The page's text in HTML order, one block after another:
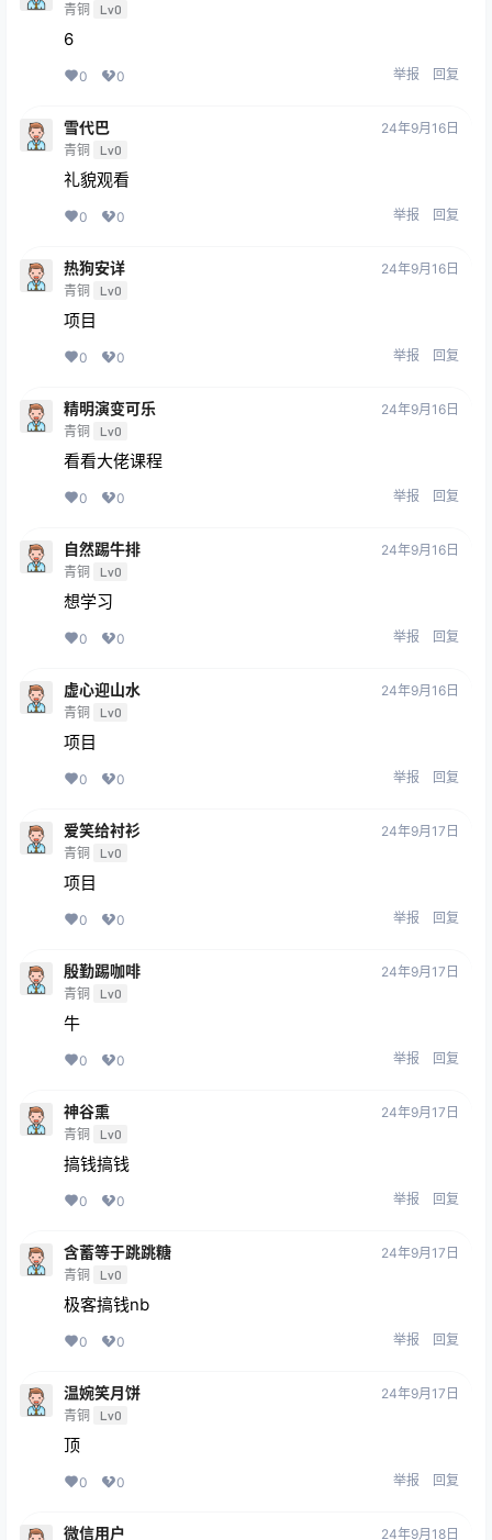
青铜 Lv0
6
0 0 举报 回复
雪代巴
青铜 Lv0
24年9月16日
礼貌观看
0 0 举报 回复
热狗安详
青铜 Lv0
24年9月16日
项目
0 0 举报 回复
精明演变可乐
青铜 Lv0
24年9月16日
看看大佬课程
0 0 举报 回复
自然踢牛排
青铜 Lv0
24年9月16日
想学习
0 0 举报 回复
虚心迎山水
青铜 Lv0
24年9月16日
项目
0 0 举报 回复
爱笑给衬衫
青铜 Lv0
24年9月17日
项目
0 0 举报 回复
殷勤踢咖啡
青铜 Lv0
24年9月17日
牛
0 0 举报 回复
神谷熏
青铜 Lv0
24年9月17日
搞钱搞钱
0 0 举报 回复
含蓄等于跳跳糖
青铜 Lv0
24年9月17日
极客搞钱nb
0 0 举报 回复
温婉笑月饼
青铜 Lv0
24年9月17日
顶
0 0 举报 回复
微信用户
24年9月18日